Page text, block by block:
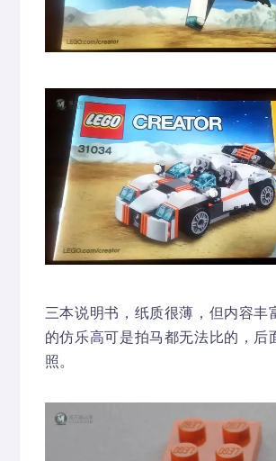
三本说明书，纸质很薄，但内容丰
的仿乐高可是拍马都无法比的，后
照。